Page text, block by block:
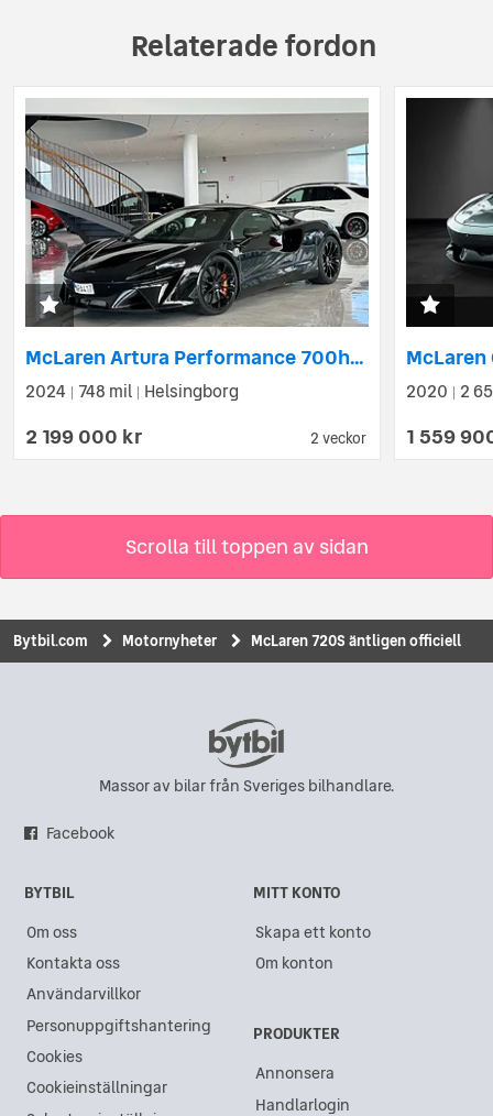
Relaterade fordon
2 veckor
McLaren Artura Performance 700hk / MSO / NOVITEC / Full CARBON / B&W
2024 748 mil Helsingborg
2 199 000 kr
2020 2
1 559
Scrolla till toppen av sidan
Bytbil.com Motornyheter McLaren 720S äntligen officiell
Massor av bilar från Sveriges bilhandlare.
Facebook
BYTBIL
Om oss
Kontakta oss
Användarvillkor
Personuppgiftshantering
Cookies
Cookieinställningar
MITT KONTO
Skapa ett konto
Om konton
PRODUKTER
Annonsera
Handlarlogin